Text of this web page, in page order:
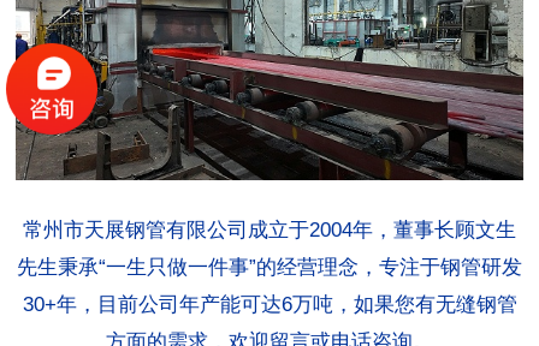
常州市天展钢管有限公司成立于2004年，董事长顾文生
先生秉承“一生只做一件事”的经营理念，专注于钢管研发
30+年，目前公司年产能可达6万吨，如果您有无缝钢管